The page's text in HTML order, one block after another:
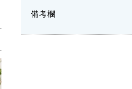
備考欄